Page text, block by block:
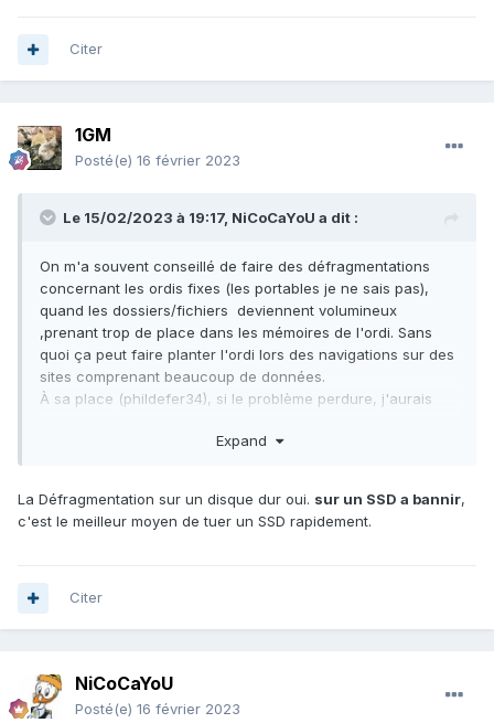
Citer
1GM
Posté(e) 16 février 2023
Le 15/02/2023 à 19:17, NiCoCaYoU a dit :
On m'a souvent conseillé de faire des défragmentations
concernant les ordis fixes (les portables je ne sais pas),
quand les dossiers/fichiers deviennent volumineux
,prenant trop de place dans les mémoires de l'ordi. Sans
quoi ça peut faire planter l'ordi lors des navigations sur des
sites comprenant beaucoup de données.
À sa place (phildefer34), si le problème perdure, j'aurais
informatique. Ça reste quand même curieux ce problème.
Expand
La Défragmentation sur un disque dur oui. sur un SSD a bannir,
c'est le meilleur moyen de tuer un SSD rapidement.
Citer
NiCoCaYoU
Posté(e) 16 février 2023